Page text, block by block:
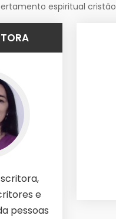
espiritual cristão
e
pessoas